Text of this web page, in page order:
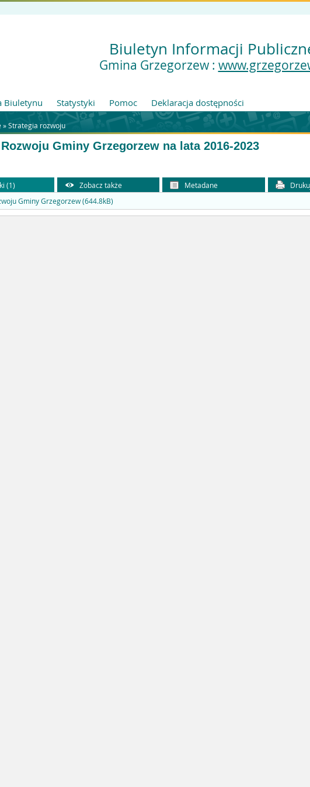
Biuletyn Informacji
Gmina Grzegorzew :
Biuletynu Statystyki Pomoc Deklaracja dostępności
»Strategia rozwoju
Gminy Grzegorzew na lata 2016-2023
(1) Zobacz także Metadane
Gminy Grzegorzew (644.8kB)